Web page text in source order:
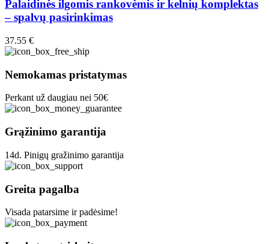
page
multiple
variants.
may
chosen
the
product
Palaidinės ilgomis rankovėmis ir kelnių komplektas
– spalvų pasirinkimas
37.55 €
Nemokamas pristatymas
Perkant už daugiau nei 50€
Grąžinimo garantija
14d. Pinigų gražinimo garantija
Greita pagalba
Visada patarsime ir padėsime!